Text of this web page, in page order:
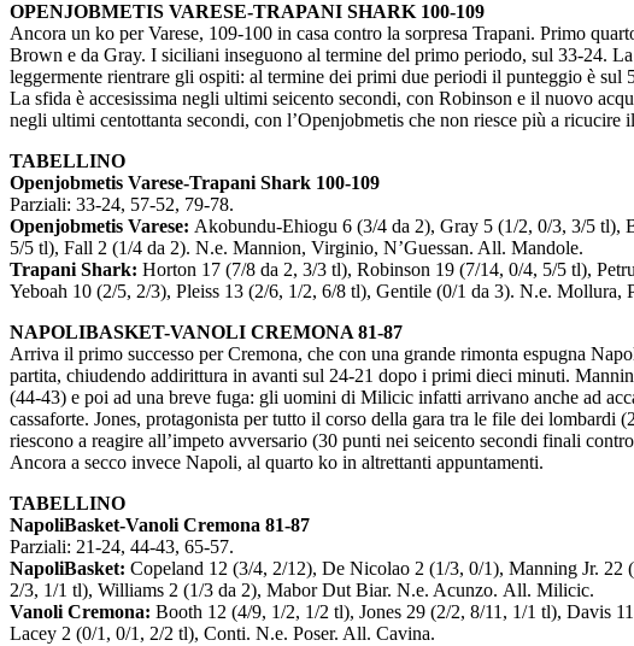
OPENJOBMETIS VARESE-TRAPANI SHARK 100-109
Ancora un ko per Varese, 109-100 in casa contro la sorpresa Trapani. Primo
Brown e da Gray. I siciliani inseguono al termine del primo periodo, sul 33-24.
leggermente rientrare gli ospiti: al termine dei primi due periodi il punteggio è
La sfida è accesissima negli ultimi seicento secondi, con Robinson e il nuovo
negli ultimi centottanta secondi, con l’Openjobmetis che non riesce più a
TABELLINO
Openjobmetis Varese-Trapani Shark 100-109
Parziali: 33-24, 57-52, 79-78.
Openjobmetis Varese: Akobundu-Ehiogu 6 (3/4 da 2), Gray 5 (1/2, 0/3, 3/5
5/5 tl), Fall 2 (1/4 da 2). N.e. Mannion, Virginio, N’Guessan. All. Mandole.
Trapani Shark: Horton 17 (7/8 da 2, 3/3 tl), Robinson 19 (7/14, 0/4, 5/5 tl),
Yeboah 10 (2/5, 2/3), Pleiss 13 (2/6, 1/2, 6/8 tl), Gentile (0/1 da 3). N.e. Mollura,
NAPOLIBASKET-VANOLI CREMONA 81-87
Arriva il primo successo per Cremona, che con una grande rimonta espugna
partita, chiudendo addirittura in avanti sul 24-21 dopo i primi dieci minuti.
(44-43) e poi ad una breve fuga: gli uomini di Milicic infatti arrivano anche ad
cassaforte. Jones, protagonista per tutto il corso della gara tra le file dei
riescono a reagire all’impeto avversario (30 punti nei seicento secondi finali
Ancora a secco invece Napoli, al quarto ko in altrettanti appuntamenti.
TABELLINO
NapoliBasket-Vanoli Cremona 81-87
Parziali: 21-24, 44-43, 65-57.
NapoliBasket: Copeland 12 (3/4, 2/12), De Nicolao 2 (1/3, 0/1), Manning Jr. 22
2/3, 1/1 tl), Williams 2 (1/3 da 2), Mabor Dut Biar. N.e. Acunzo. All. Milicic.
Vanoli Cremona: Booth 12 (4/9, 1/2, 1/2 tl), Jones 29 (2/2, 8/11, 1/1 tl), Davis
Lacey 2 (0/1, 0/1, 2/2 tl), Conti. N.e. Poser. All. Cavina.